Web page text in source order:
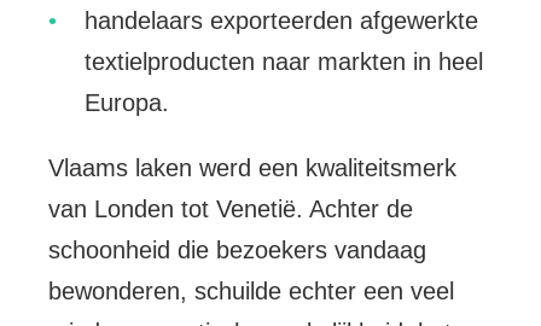
handelaars exporteerden afgewerkte
textielproducten naar markten in heel
Europa.
Vlaams laken werd een kwaliteitsmerk
van Londen tot Venetië. Achter de
schoonheid die bezoekers vandaag
bewonderen, schuilde echter een veel